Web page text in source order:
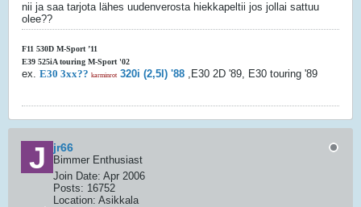
nii ja saa tarjota lähes uudenverosta hiekkapeltii jos jollai sattuu
olee??
F11 530D M-Sport ’11
E39 525iA touring M-Sport '02
ex. E30 3xx?? karminrot 320i (2,5l) '88 ,E30 2D '89, E30 touring '89
jr66
Bimmer Enthusiast
Join Date: Apr 2006
Posts: 16752
Location: Asikkala